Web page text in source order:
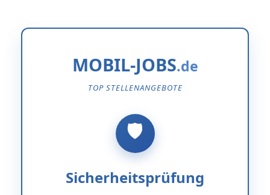
MOBIL-JOBS
TOP STELLENANGEBOTE
Sicherheitsprüfung